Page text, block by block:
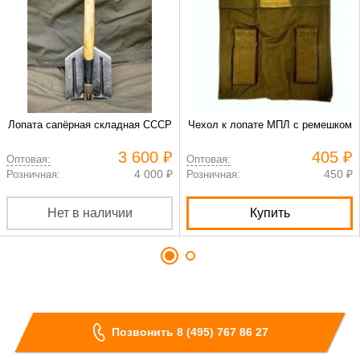
Лопата сапёрная складная СССР
Оптовая: 3 600 ₽
Розничная: 4 000 ₽
Нет в наличии
Чехол к лопате МПЛ с ремешком
Оптовая: 405 ₽
Розничная: 450 ₽
Купить
Позвонить 8 (495) 767 86 27